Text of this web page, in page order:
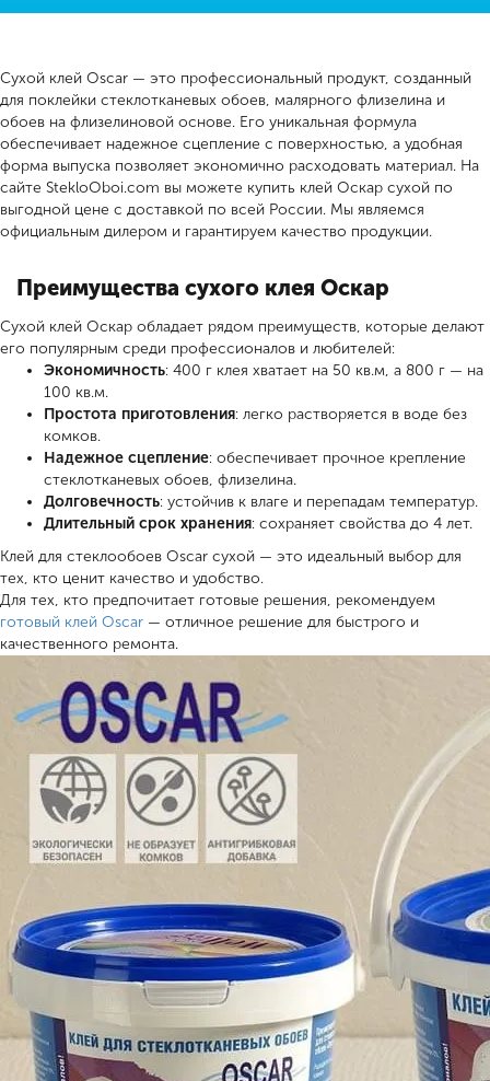
Сухой клей Oscar — это профессиональный продукт, созданный
для поклейки стеклотканевых обоев, малярного флизелина и
обоев на флизелиновой основе. Его уникальная формула
обеспечивает надежное сцепление с поверхностью, а удобная
форма выпуска позволяет экономично расходовать материал. На
сайте StekloOboi.com вы можете купить клей Оскар сухой по
выгодной цене с доставкой по всей России. Мы являемся
официальным дилером и гарантируем качество продукции.
Преимущества сухого клея Оскар
Сухой клей Оскар обладает рядом преимуществ, которые делают
его популярным среди профессионалов и любителей:
Экономичность: 400 г клея хватает на 50 кв.м, а 800 г — на
100 кв.м.
Простота приготовления: легко растворяется в воде без
комков.
Надежное сцепление: обеспечивает прочное крепление
стеклотканевых обоев, флизелина.
Долговечность: устойчив к влаге и перепадам температур.
Длительный срок хранения: сохраняет свойства до 4 лет.
Клей для стеклообоев Oscar сухой — это идеальный выбор для
тех, кто ценит качество и удобство.
Для тех, кто предпочитает готовые решения, рекомендуем
готовый клей Oscar — отличное решение для быстрого и
качественного ремонта.